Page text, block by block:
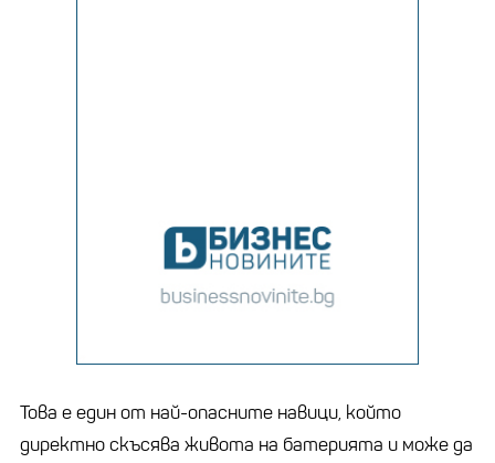
Това е един от най-опасните навици, който
директно скъсява живота на батерията и може да